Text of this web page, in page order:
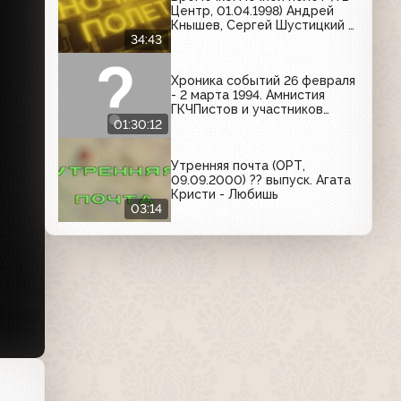
34:43
Центр, 01.04.1998) Андрей
Кнышев, Сергей Шустицкий и
01:30:12
Хроника событий 26 февраля
- 2 марта 1994. Амнистия
ГКЧПистов и участников
03:14
Утренняя почта (ОРТ,
09.09.2000) ?? выпуск. Агата
Кристи - Любишь